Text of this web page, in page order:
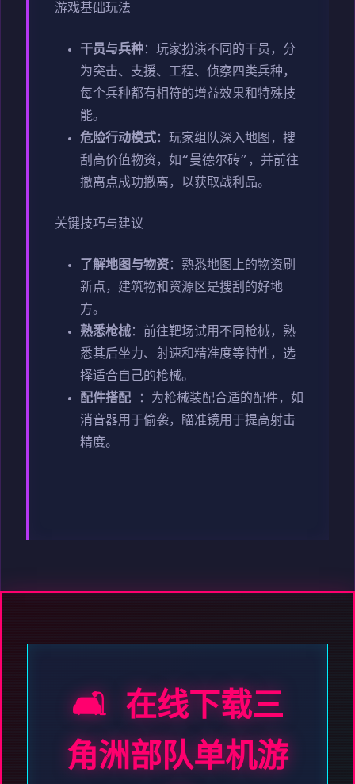
游戏基础玩法
干员与兵种：玩家扮演不同的干员，分
为突击、支援、工程、侦察四类兵种，
每个兵种都有相符的增益效果和特殊技
能。
危险行动模式：玩家组队深入地图，搜
刮高价值物资，如“曼德尔砖”，并前往
撤离点成功撤离，以获取战利品。
关键技巧与建议
了解地图与物资：熟悉地图上的物资刷
新点，建筑物和资源区是搜刮的好地
方。
熟悉枪械：前往靶场试用不同枪械，熟
悉其后坐力、射速和精准度等特性，选
择适合自己的枪械。
配件搭配
：为枪械装配合适的配件，如
消音器用于偷袭，瞄准镜用于提高射击
精度。
🛋️ 在线下载三
角洲部队单机游